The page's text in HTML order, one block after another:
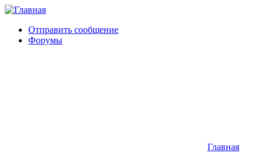
Отправить сообщение
Форумы
Главная